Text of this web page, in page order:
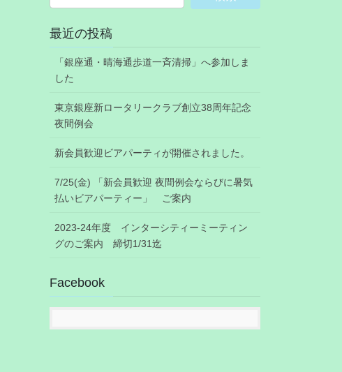
最近の投稿
「銀座通・晴海通歩道一斉清掃」へ参加しま
した
東京銀座新ロータリークラブ創立38周年記念
夜間例会
新会員歓迎ビアパーティが開催されました。
7/25(金) 「新会員歓迎 夜間例会ならびに暑気
払いビアパーティー」 ご案内
2023-24年度 インターシティーミーティン
グのご案内 締切1/31迄
Facebook